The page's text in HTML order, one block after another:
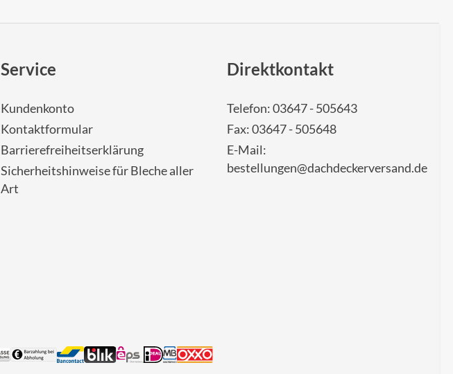
Service
Kundenkonto
Kontaktformular
Barrierefreiheitserklärung
Sicherheitshinweise für Bleche aller
Art
Direktkontakt
Telefon: 03647 - 505643
Fax: 03647 - 505648
E-Mail:
bestellungen@dachdeckerversand.de